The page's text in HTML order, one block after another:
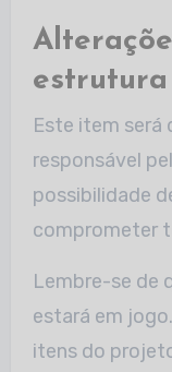
estrutura
Este item será
responsável
possibilidade
comprometer
Lembre-se de
estará em
itens do